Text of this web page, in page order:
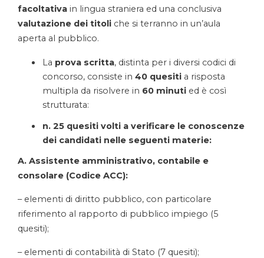
facoltativa in lingua straniera ed una conclusiva
valutazione dei titoli che si terranno in un’aula
aperta al pubblico.
La prova scritta, distinta per i diversi codici di
concorso, consiste in 40 quesiti a risposta
multipla da risolvere in 60 minuti ed è così
strutturata:
n. 25 quesiti volti a verificare le conoscenze
dei candidati nelle seguenti materie:
A. Assistente amministrativo, contabile e
consolare (Codice ACC):
– elementi di diritto pubblico, con particolare
riferimento al rapporto di pubblico impiego (5
quesiti);
– elementi di contabilità di Stato (7 quesiti);